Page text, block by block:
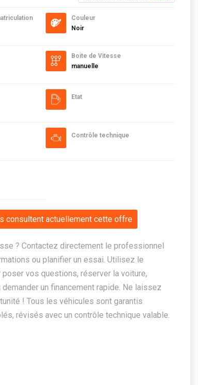
Couleur
Noir
Boite de Vitesse
manuelle
Etat
Contrôle technique
consultent actuellement cette offre
? Contactez directement le professionnel
ou planifier un essai. Utilisez le
vos questions, réserver la voiture,
un financement rapide. Ne laissez
! Tous les véhicules sont garantis
révisés avec un contrôle technique valable.